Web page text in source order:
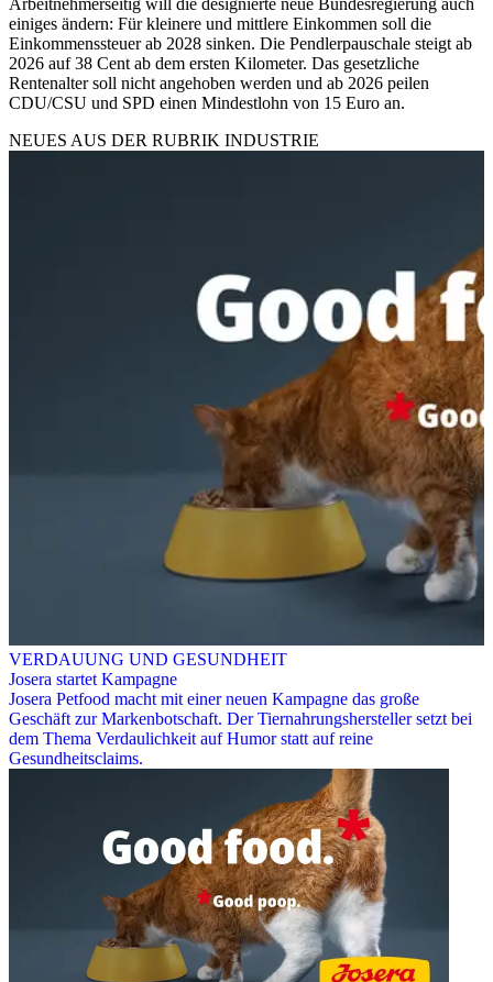
einiges ändern: Für kleinere und mittlere Einkommen soll die
Einkommenssteuer ab 2028 sinken. Die Pendlerpauschale steigt ab
2026 auf 38 Cent ab dem ersten Kilometer. Das gesetzliche
Rentenalter soll nicht angehoben werden und ab 2026 peilen
CDU/CSU und SPD einen Mindestlohn von 15 Euro an.
NEUES AUS DER RUBRIK INDUSTRIE
VERDAUUNG UND GESUNDHEIT
Josera startet Kampagne
Josera Petfood macht mit einer neuen Kampagne das große
Geschäft zur Markenbotschaft. Der Tiernahrungshersteller setzt bei
dem Thema Verdaulichkeit auf Humor statt auf reine
Gesundheitsclaims.